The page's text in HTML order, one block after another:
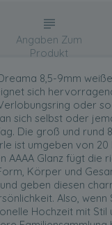
8,5-9mm
sich
oder
sich selbst oder
Die groß und rund
ist umgeben von 20
AAAA Glanz fügt die
Körper und
geben diesen
Also, wenn
Hochzeit mit Stil
Angaben Zum
Produkt